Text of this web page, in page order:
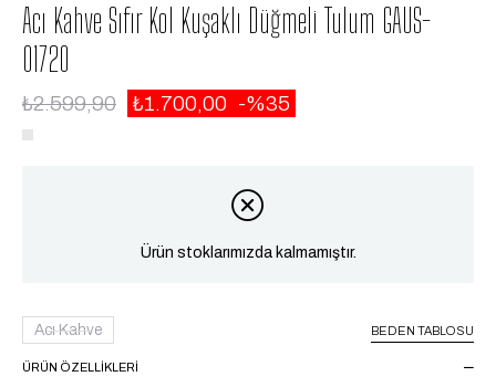
Acı Kahve Sıfır Kol Kuşaklı Düğmeli Tulum GAUS-
01720
₺2.599,90 ₺1.700,00 35
Ürün stoklarımızda kalmamıştır.
Acı Kahve BEDEN TABLOSU
ÜRÜN ÖZELLIKLERI